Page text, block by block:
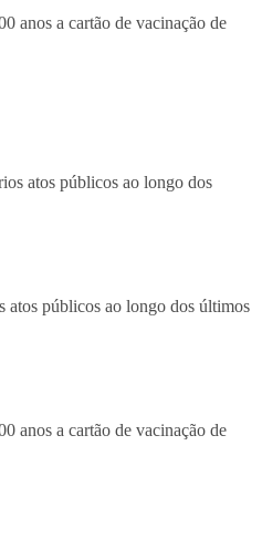
atos públicos ao longo dos últimos